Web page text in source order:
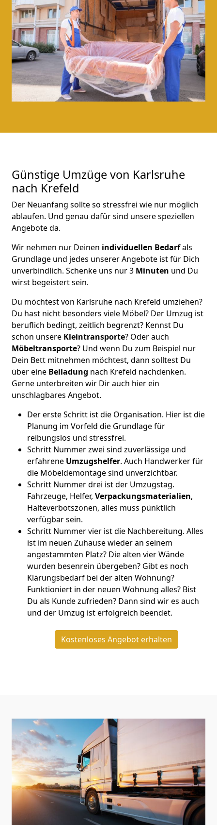
Günstige Umzüge von Karlsruhe
nach Krefeld
Der Neuanfang sollte so stressfrei wie nur möglich
ablaufen. Und genau dafür sind unsere speziellen
Angebote da.
Wir nehmen nur Deinen individuellen Bedarfals
Grundlage und jedes unserer Angebote ist für Dich
unverbindlich. Schenke uns nur 3 Minuten und Du
wirst begeistert sein.
Du möchtest von Karlsruhe nach Krefeld umziehen?
Du hast nicht besonders viele Möbel? Der Umzug ist
beruflich bedingt, zeitlich begrenzt? Kennst Du
schon unsere Kleintransporte? Oder auch
Möbeltransporte? Und wenn Du zum Beispiel nur
Dein Bett mitnehmen möchtest, dann solltest Du
über eine Beiladung nach Krefeld nachdenken.
Gerne unterbreiten wir Dir auch hier ein
unschlagbares Angebot.
Der erste Schritt ist die Organisation. Hier ist die
Planung im Vorfeld die Grundlage für
reibungslos und stressfrei.
Schritt Nummer zwei sind zuverlässige und
erfahrene Umzugshelfer. Auch Handwerker für
die Möbeldemontage sind unverzichtbar.
Schritt Nummer drei ist der Umzugstag.
Fahrzeuge, Helfer, Verpackungsmaterialien,
Halteverbotszonen, alles muss pünktlich
verfügbar sein.
Schritt Nummer vier ist die Nachbereitung. Alles
ist im neuen Zuhause wieder an seinem
angestammten Platz? Die alten vier Wände
wurden besenrein übergeben? Gibt es noch
Klärungsbedarf bei der alten Wohnung?
Funktioniert in der neuen Wohnung alles? Bist
Du als Kunde zufrieden? Dann sind wir es auch
und der Umzug ist erfolgreich beendet.
Kostenloses Angebot erhalten